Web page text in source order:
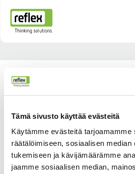
Tämä sivusto käyttää evästeitä
Käytämme evästeitä tarjoamamme
räätälöimiseen, sosiaalisen median
tukemiseen ja kävijämäärämme
jaamme sosiaalisen median,